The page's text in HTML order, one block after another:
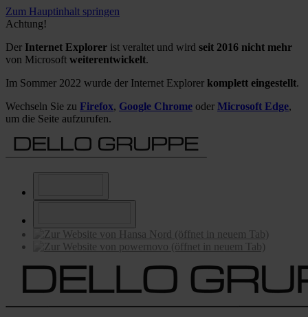
Zum Hauptinhalt springen
Achtung!
Der Internet Explorer ist veraltet und wird seit 2016 nicht mehr
von Microsoft weiterentwickelt.
Im Sommer 2022 wurde der Internet Explorer komplett eingestellt.
Wechseln Sie zu Firefox, Google Chrome oder Microsoft Edge,
um die Seite aufzurufen.